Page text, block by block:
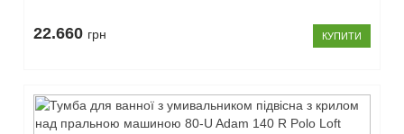
22.660 грн КУПИТИ